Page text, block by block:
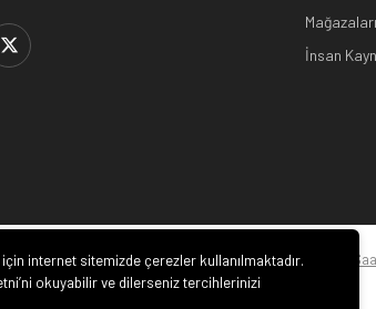
İnsan
© 2022Kuz Optik ve
internet sitemizde çerezler kullanılmaktadır.
okuyabilir ve dilerseniz tercihlerinizi